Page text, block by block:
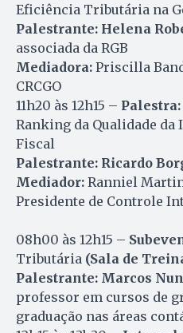
Eficiência Tributária na
Palestrante: Helena
associada da RGB
Mediadora: Priscilla
CRCGO
11h20 às 12h15 – Palestra:
Ranking da Qualidade da
Fiscal
Palestrante: Ricardo
Mediador: Ranniel
Presidente de Controle
08h00 às 12h15 –
Tributária (Sala de
Palestrante: Marcos
professor em cursos de
graduação nas áreas